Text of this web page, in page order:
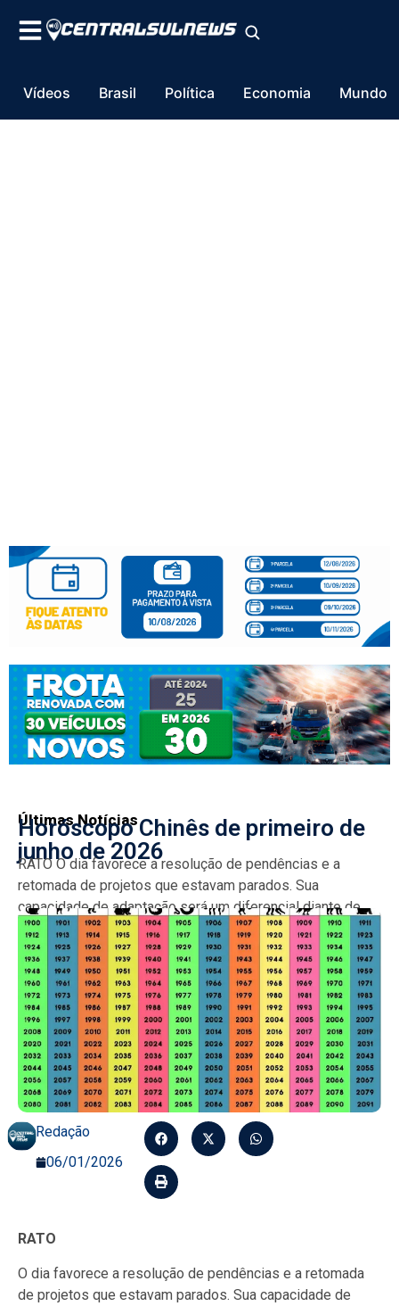
Vídeos Brasil Política Economia Mundo
Últimas Notícias
Horóscopo Chinês de primeiro de
junho de 2026
RATO O dia favorece a resolução de pendências e a
retomada de projetos que estavam parados. Sua
capacidade de adaptação será um diferencial diante de...
Redação
06/01/2026
RATO
O dia favorece a resolução de pendências e a retomada
de projetos que estavam parados. Sua capacidade de